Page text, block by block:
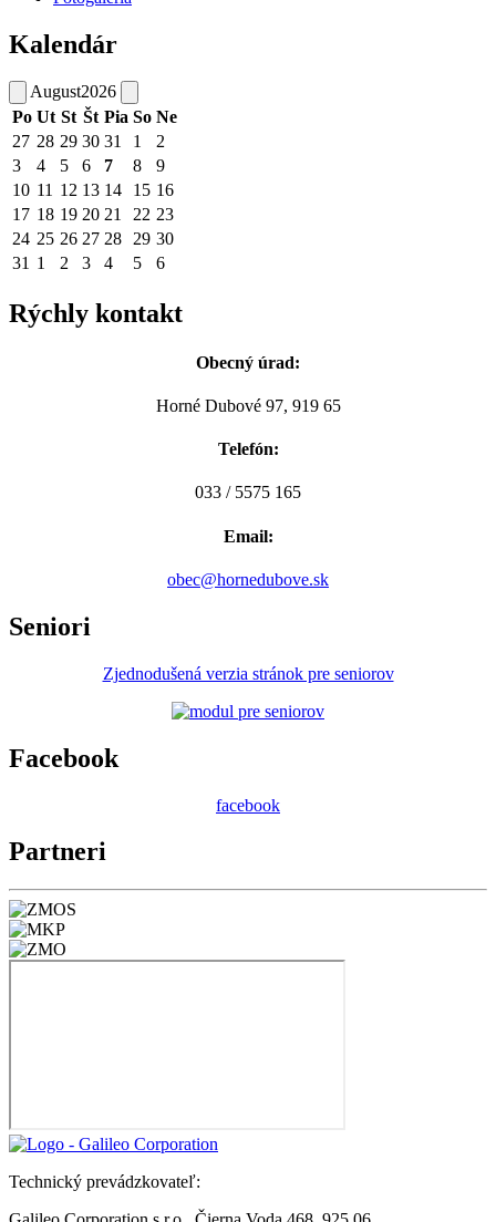
Kalendár
August2026
Po Ut St Št Pia So Ne
27 28 29 30 31 1
2
3
4 5 6 7 8
9
10 11 12 13 14 15 16
17 18 19 20 21 22 23
24 25 26 27 28 29 30
31 1 2 3 4 5 6
Rýchly kontakt
Obecný úrad:
Horné Dubové 97, 919 65
Telefón:
033 / 5575 165
Email:
obec@hornedubove.sk
Seniori
Zjednodušená verzia stránok pre seniorov
Facebook
facebook
Partneri
Technický prevádzkovateľ: